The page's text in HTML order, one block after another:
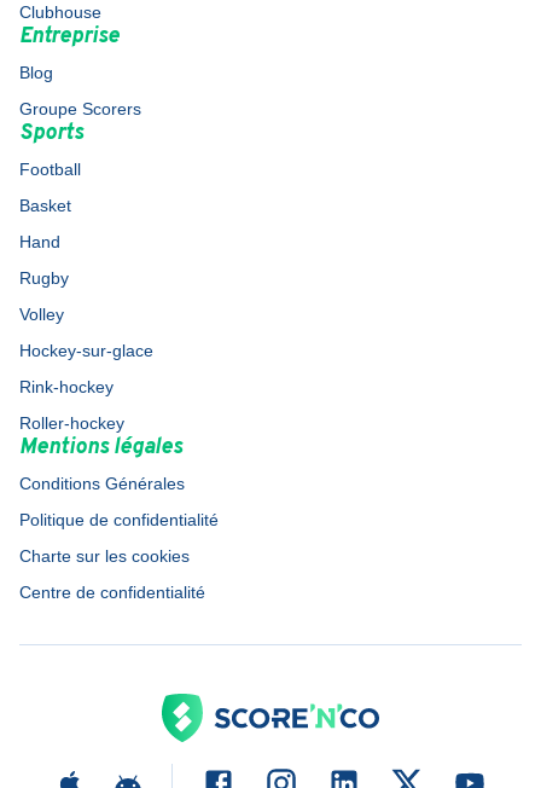
Clubhouse
Entreprise
Blog
Groupe Scorers
Sports
Football
Basket
Hand
Rugby
Volley
Hockey-sur-glace
Rink-hockey
Roller-hockey
Mentions légales
Conditions Générales
Politique de confidentialité
Charte sur les cookies
Centre de confidentialité